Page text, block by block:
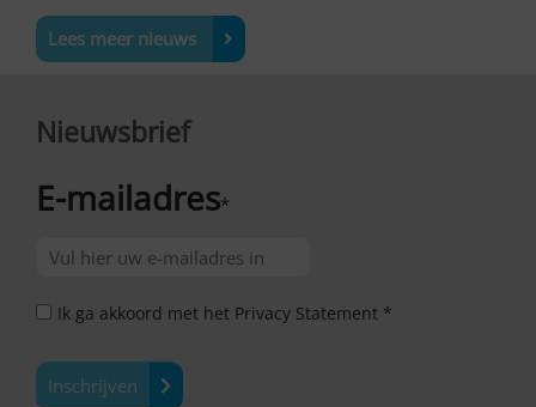
Lees meer nieuws
Nieuwsbrief
E-mailadres*
Ik ga akkoord met het Privacy Statement *
Inschrijven